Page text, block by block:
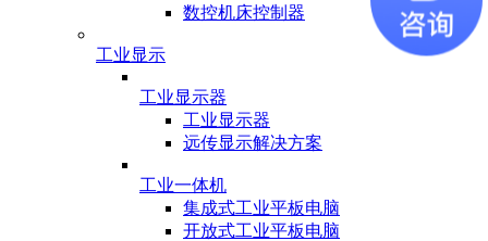
数控机床控制器
工业显示
工业显示器
工业显示器
远传显示解决方案
工业一体机
集成式工业平板电脑
开放式工业平板电脑